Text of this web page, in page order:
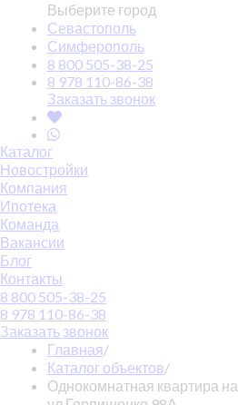
Выберите город
Севастополь
Симферополь
8 800 505-38-25
8 978 110-86-38
Заказать звонок
Каталог
Новостройки
Компания
Ипотека
Команда
Вакансии
Блог
Контакты
8 800 505-38-25
8 978 110-86-38
Заказать звонок
Главная/
Каталог объектов/
Однокомнатная квартира на